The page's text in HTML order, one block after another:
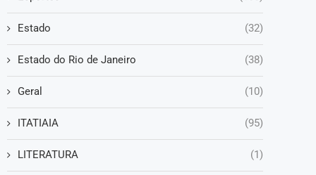
Estado (32)
Estado do Rio de Janeiro (38)
Geral (10)
ITATIAIA (95)
LITERATURA (1)